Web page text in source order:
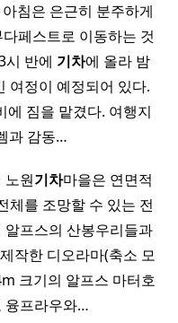
침은 은근히 분주하게
페스트로 이동하는 것
시 반에 기차에 올라 밤
여정이 예정되어 있다.
에 짐을 맡겼다. 여행지
과 감동…
노원기차마을은 연면적
체를 조망할 수 있는 전
프스의 산봉우리들과
작한 디오라마(축소 모
크기의 알프스 마터호
융프라우와…